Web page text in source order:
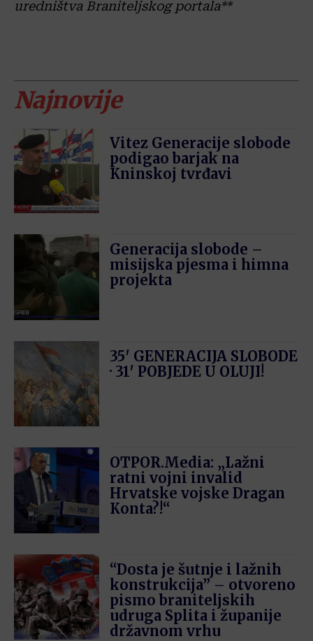
uredništva Braniteljskog portala**
Najnovije
Vitez Generacije slobode
podigao barjak na
Kninskoj tvrđavi
Generacija slobode –
misijska pjesma i himna
projekta
35′ GENERACIJA SLOBODE
· 31′ POBJEDE U OLUJI!
OTPOR.Media: „Lažni
ratni vojni invalid
Hrvatske vojske Dragan
Konta?!“
“Dosta je šutnje i lažnih
konstrukcija” – otvoreno
pismo braniteljskih
udruga Splita i županije
državnom vrhu